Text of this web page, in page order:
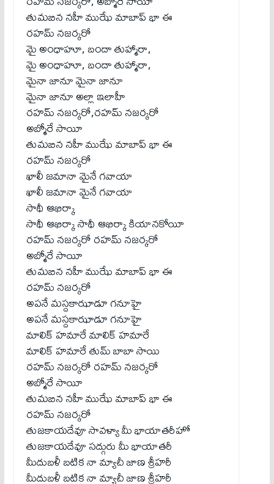
తుమబిన నహీ ముఝే మాబాప్ భా ఈ
రహమ్ నజర్కరో
మై అంధాహూ, బందా తుహ్మారా,
మై అంధాహూ, బందా తుహ్మారా,
మైనా జానూ మైనా జానూ
మైనా జానూ అల్లా ఇలాహీ
రహమ్ నజర్కరో,రహమ్ నజర్కరో
అబ్మోరే సాయీ
తుమబిన నహీ ముఝే మాబాప్ భా ఈ
రహమ్ నజర్కరో
ఖాలీ జమానా మైనే గవాయా
ఖాలీ జమానా మైనే గవాయా
సాథీ ఆఖిర్కా
సాథీ ఆఖిర్కా సాథీ ఆఖిర్కా కియానకోయీ
రహమ్ నజర్కరో రహమ్ నజర్కరో
అబ్మోరే సాయీ
తుమబిన నహీ ముఝే మాబాప్ భా ఈ
రహమ్ నజర్కరో
అపనే మస్దకాఝాడూ గనూహై
అపనే మస్దకాఝాడూ గనూహై
మాలిక్ హమారే మాలిక్ హమారే
మాలిక్ హమారే తుమ్ బాబా సాయి
రహమ్ నజర్కరో రహమ్ నజర్కరో
అబ్మోరే సాయీ
తుమబిన నహీ ముఝే మాబాప్ భా ఈ
రహమ్ నజర్కరో
తుజకాయదేవూ సావళ్యా మీ భాయాతరీహో
తుజకాయదేవూ సద్గురు మీ భాయాతరీ
మీదుబళీ బటిక నా మ్యాచీ జాణ శ్రీహరీ
మీదుబళీ బటిక నా మ్యాచీ జాణ శ్రీహరీ